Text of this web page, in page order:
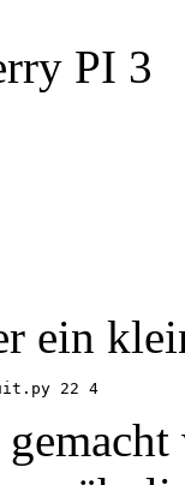
PI 3
ein
22 4